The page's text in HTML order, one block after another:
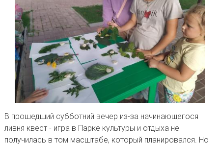
В прошедший субботний вечер из-за начинающегося
ливня квест - игра в Парке культуры и отдыха не
получилась в том масштабе, который планировался. Но